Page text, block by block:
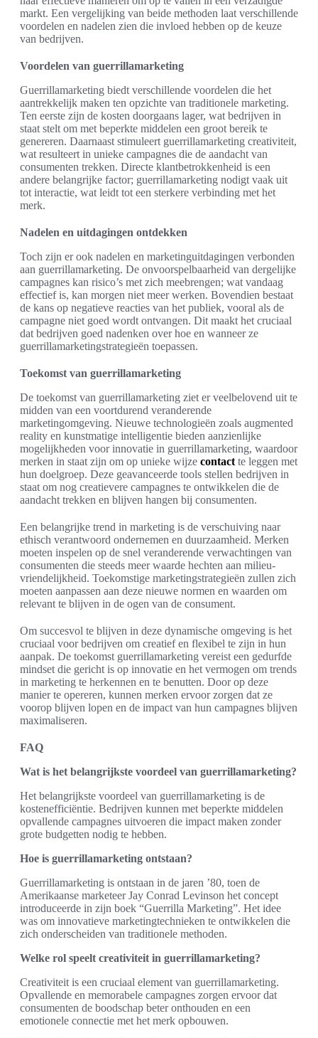
markt. Een vergelijking van beide methoden laat verschillende
voordelen en nadelen zien die invloed hebben op de keuze
van bedrijven.
Voordelen van guerrillamarketing
Guerrillamarketing biedt verschillende voordelen die het
aantrekkelijk maken ten opzichte van traditionele marketing.
Ten eerste zijn de kosten doorgaans lager, wat bedrijven in
staat stelt om met beperkte middelen een groot bereik te
genereren. Daarnaast stimuleert guerrillamarketing creativiteit,
wat resulteert in unieke campagnes die de aandacht van
consumenten trekken. Directe klantbetrokkenheid is een
andere belangrijke factor; guerrillamarketing nodigt vaak uit
tot interactie, wat leidt tot een sterkere verbinding met het
merk.
Nadelen en uitdagingen ontdekken
Toch zijn er ook nadelen en marketinguitdagingen verbonden
aan guerrillamarketing. De onvoorspelbaarheid van dergelijke
campagnes kan risico’s met zich meebrengen; wat vandaag
effectief is, kan morgen niet meer werken. Bovendien bestaat
de kans op negatieve reacties van het publiek, vooral als de
campagne niet goed wordt ontvangen. Dit maakt het cruciaal
dat bedrijven goed nadenken over hoe en wanneer ze
guerrillamarketingstrategieën toepassen.
Toekomst van guerrillamarketing
De toekomst van guerrillamarketing ziet er veelbelovend uit te
midden van een voortdurend veranderende
marketingomgeving. Nieuwe technologieën zoals augmented
reality en kunstmatige intelligentie bieden aanzienlijke
mogelijkheden voor innovatie in guerrillamarketing, waardoor
merken in staat zijn om op unieke wijze contact te leggen met
hun doelgroep. Deze geavanceerde tools stellen bedrijven in
staat om nog creatievere campagnes te ontwikkelen die de
aandacht trekken en blijven hangen bij consumenten.
Een belangrijke trend in marketing is de verschuiving naar
ethisch verantwoord ondernemen en duurzaamheid. Merken
moeten inspelen op de snel veranderende verwachtingen van
consumenten die steeds meer waarde hechten aan milieu-
vriendelijkheid. Toekomstige marketingstrategieën zullen zich
moeten aanpassen aan deze nieuwe normen en waarden om
relevant te blijven in de ogen van de consument.
Om succesvol te blijven in deze dynamische omgeving is het
cruciaal voor bedrijven om creatief en flexibel te zijn in hun
aanpak. De toekomst guerrillamarketing vereist een gedurfde
mindset die gericht is op innovatie en het vermogen om trends
in marketing te herkennen en te benutten. Door op deze
manier te opereren, kunnen merken ervoor zorgen dat ze
voorop blijven lopen en de impact van hun campagnes blijven
maximaliseren.
FAQ
Wat is het belangrijkste voordeel van guerrillamarketing?
Het belangrijkste voordeel van guerrillamarketing is de
kostenefficiëntie. Bedrijven kunnen met beperkte middelen
opvallende campagnes uitvoeren die impact maken zonder
grote budgetten nodig te hebben.
Hoe is guerrillamarketing ontstaan?
Guerrillamarketing is ontstaan in de jaren ’80, toen de
Amerikaanse marketeer Jay Conrad Levinson het concept
introduceerde in zijn boek “Guerrilla Marketing”. Het idee
was om innovatieve marketingtechnieken te ontwikkelen die
zich onderscheiden van traditionele methoden.
Welke rol speelt creativiteit in guerrillamarketing?
Creativiteit is een cruciaal element van guerrillamarketing.
Opvallende en memorabele campagnes zorgen ervoor dat
consumenten de boodschap beter onthouden en een
emotionele connectie met het merk opbouwen.